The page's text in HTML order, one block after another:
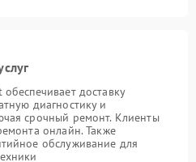
доставку
диагностику и
срочный ремонт. Клиенты
онлайн. Также
обслуживание для